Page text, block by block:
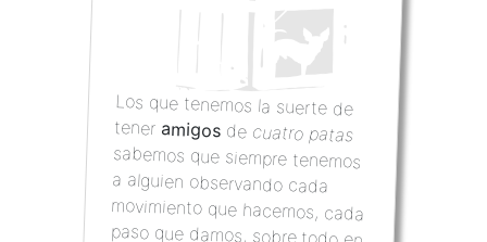
Los que tenemos la suerte de
tener amigosde cuatro patas
sabemos que siempre tenemos
a alguien observando cada
movimiento que hacemos, cada
paso que damos, sobre todo en
la cocina o cuando nos
acercamos a la puerta de casa.
Esas miradas limpias y sinceras,